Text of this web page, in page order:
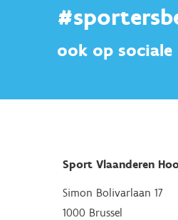
ook op sociale
Sport Vlaanderen
Simon Bolivarlaan 17
1000 Brussel